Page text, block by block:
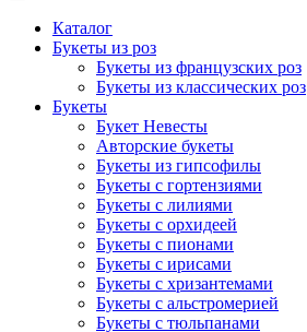
Каталог
Букеты из роз
Букеты из французских роз
Букеты из классических роз
Букеты
Букет Невесты
Авторские букеты
Букеты из гипсофилы
Букеты с гортензиями
Букеты с лилиями
Букеты с орхидеей
Букеты с пионами
Букеты с ирисами
Букеты с хризантемами
Букеты с альстромерией
Букеты с тюльпанами